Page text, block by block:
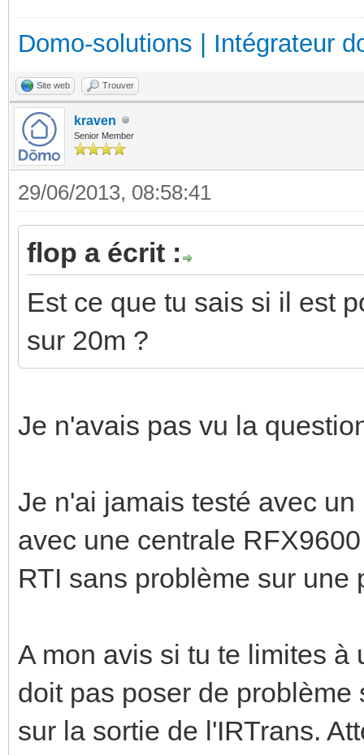
Domo-solutions | Intégrateur
Site web Trouver
kraven
Senior Member
29/06/2013, 08:58:41
flop a écrit :
Est ce que tu sais si il est
sur 20m ?
Je n'avais pas vu la
Je n'ai jamais testé avec
avec une centrale
RTI sans problème sur une
A mon avis si tu te limites à
doit pas poser de
sur la sortie de l'IRTrans.